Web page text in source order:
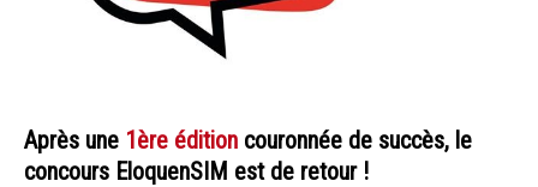
Après une 1ère édition couronnée de succès, le
concours EloquenSIM est de retour !